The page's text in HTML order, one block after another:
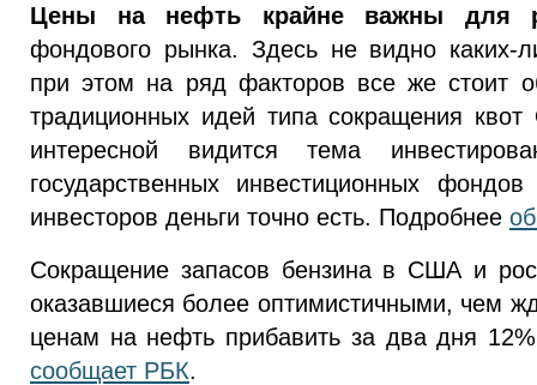
Цены на нефть крайне важны для
фондового рынка. Здесь не видно каких-
при этом на ряд факторов все же стоит
традиционных идей типа сокращения
интересной видится тема
государственных инвестиционных
инвесторов деньги точно есть. Подробнее
Сокращение запасов бензина в США и
оказавшиеся более оптимистичными, чем
ценам на нефть прибавить за два дня
сообщает РБК.